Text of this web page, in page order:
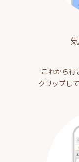
これから行
クリップし